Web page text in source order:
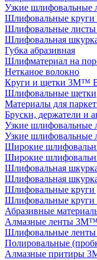
Узкие шлифовальные
Шлифовальные круги
Шлифовальные листы
Шлифовальная
Губка абразивная
Шлифматериал на
Нетканое волокно
Круги и щетки 3M™
Шлифовальные щетки
Материалы для
Бруски, держатели и
Узкие шлифовальные
Узкие шлифовальные
Широкие
Широкие
Шлифовальная
Шлифовальная
Шлифовальные круги
Шлифовальные круги
Абразивные
Алмазные ленты 3M™
Шлифовальные ленты
Полировальные
Алмазные притиры